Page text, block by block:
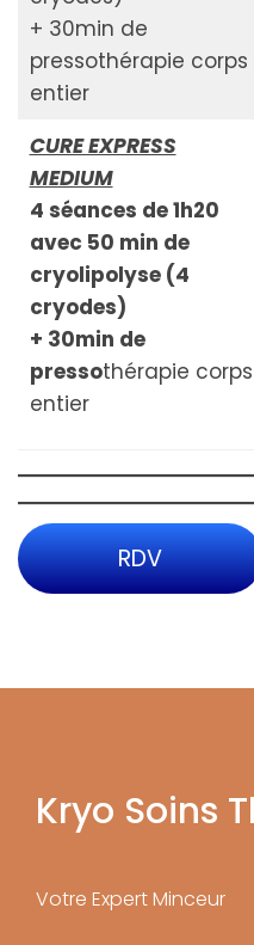
+ 30min de
pressothérapie corps
entier
CURE EXPRESS
MEDIUM
4 séances de 1h20
avec 50 min de
cryolipolyse (4
cryodes)
+ 30min de
pressothérapie corps
entier
RDV
Kryo Soins
Votre Expert Minceur